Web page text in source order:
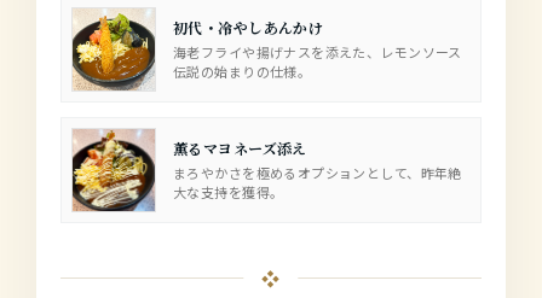
初代・冷やしあんかけ
海老フライや揚げナスを添えた、レモンソース
伝説の始まりの仕様。
薫るマヨネーズ添え
まろやかさを極めるオプションとして、昨年絶
大な支持を獲得。